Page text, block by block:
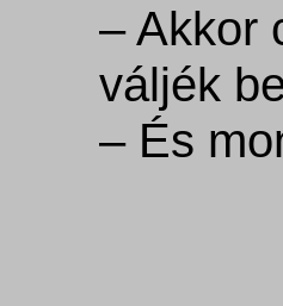
– Akkor
váljék
– És